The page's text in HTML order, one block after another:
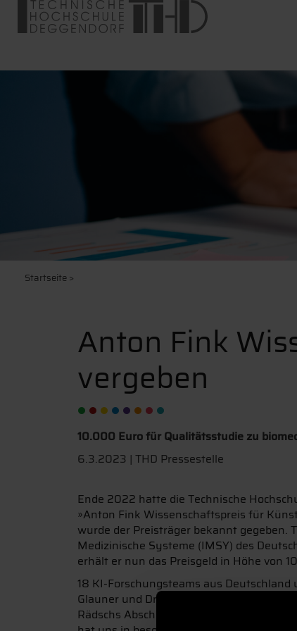
Startseite>
Anton Fink
vergeben
10.000 Euro für Qualitätsstudie zu
6.3.2023 | THD Pressestelle
Ende 2022 hatte die Technische
»Anton Fink Wissenschaftspreis für
wurde der Preisträger bekannt gegeben.
Medizinische Systeme (IMSY) des
erhält er nun das Preisgeld in Höhe von
18 KI-Forschungsteams aus
Glauner und Dr. Dr. Heribert Popp nicht
Rädschs Abschlussarbeit entstand